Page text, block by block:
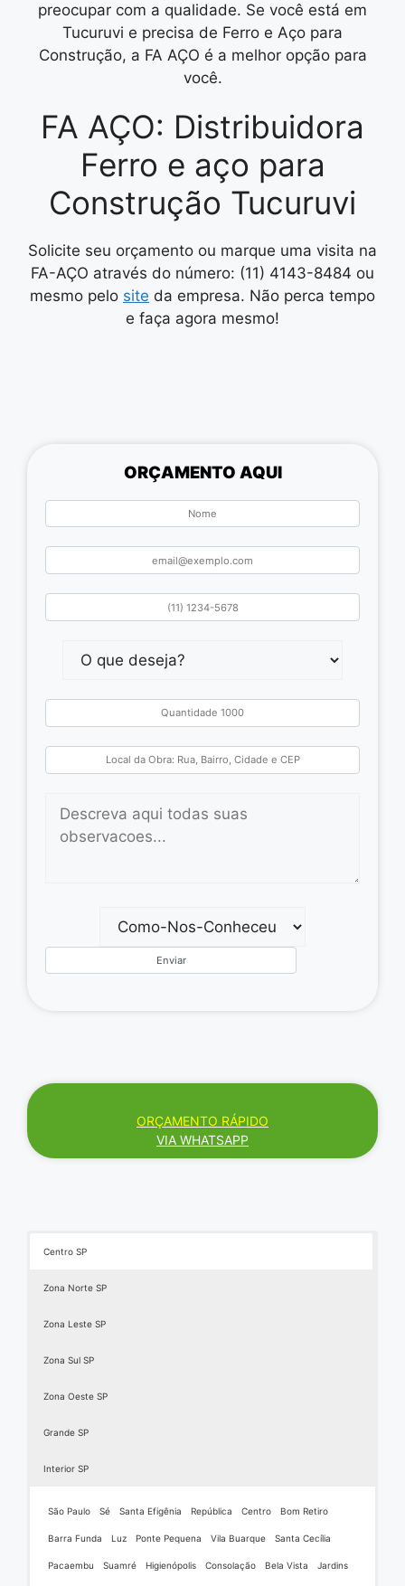
preocupar com a qualidade. Se você está em
Tucuruvi e precisa de Ferro e Aço para
Construção, a FA AÇO é a melhor opção para
você.
FA AÇO: Distribuidora
Ferro e aço para
Construção Tucuruvi
Solicite seu orçamento ou marque uma visita na
FA-AÇO através do número: (11) 4143-8484 ou
mesmo pelo site da empresa. Não perca tempo
e faça agora mesmo!
ORÇAMENTO AQUI
ORÇAMENTO RÁPIDO
VIA WHATSAPP
Centro SP
Zona Norte SP
Zona Leste SP
Zona Sul SP
Zona Oeste SP
Grande SP
Interior SP
São Paulo Sé Santa Efigênia República Centro Bom Retiro
Barra Funda Luz Ponte Pequena Vila Buarque Santa Cecília
Pacaembu Suamré Higienópolis Consolação Bela Vista Jardins